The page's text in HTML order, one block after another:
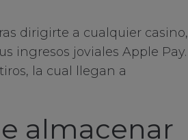
dirigirte a cualquier casino,
ingresos joviales Apple Pay.
la cual llegan a
almacenar